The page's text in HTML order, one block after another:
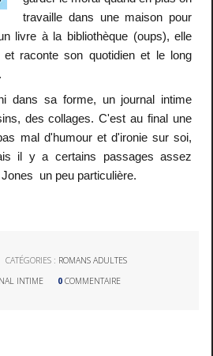
travaille dans une maison pour
livre à la bibliothèque (oups), elle
raconte son quotidien et le long
dans sa forme, un journal intime
des collages. C'est au final une
mal d'humour et d'ironie sur soi,
il y a certains passages assez
un peu particulière.
CATÉGORIES : ROMANS ADULTES
INTIME 0 COMMENTAIRE